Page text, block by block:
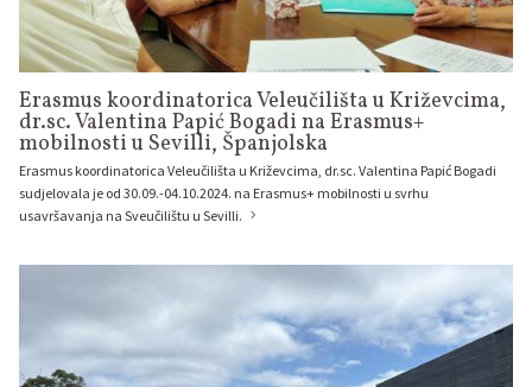
Erasmus koordinatorica Veleučilišta u Križevcima,
dr.sc. Valentina Papić Bogadi na Erasmus+
mobilnosti u Sevilli, Španjolska
Erasmus koordinatorica Veleučilišta u Križevcima, dr.sc. Valentina Papić Bogadi
sudjelovala je od 30.09.-04.10.2024. na Erasmus+ mobilnosti u svrhu
usavršavanja na Sveučilištu u Sevilli.